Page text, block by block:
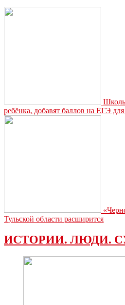
ребёнка, добавят баллов на ЕГЭ
Тульской области расширится
ИСТОРИИ. ЛЮДИ.